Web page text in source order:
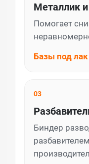
Металлик
Помогает
Базы под
03
Биндер